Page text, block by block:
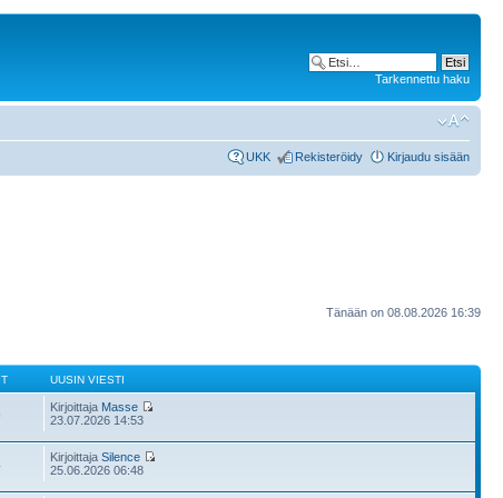
Tarkennettu haku
UKK Rekisteröidy Kirjaudu sisään
Tänään on 08.08.2026 16:39
UUSIN VIESTI
Kirjoittaja Masse
23.07.2026 14:53
KirjoittajaSilence
25.06.2026 06:48